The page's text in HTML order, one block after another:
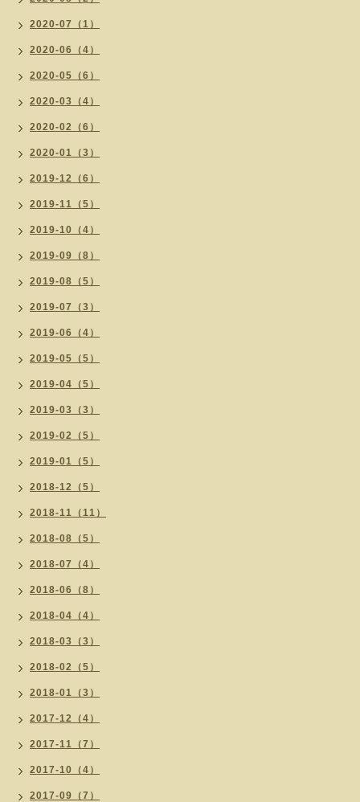
2020-07（1）
2020-06（4）
2020-05（6）
2020-03（4）
2020-02（6）
2020-01（3）
2019-12（6）
2019-11（5）
2019-10（4）
2019-09（8）
2019-08（5）
2019-07（3）
2019-06（4）
2019-05（5）
2019-04（5）
2019-03（3）
2019-02（5）
2019-01（5）
2018-12（5）
2018-11（11）
2018-08（5）
2018-07（4）
2018-06（8）
2018-04（4）
2018-03（3）
2018-02（5）
2018-01（3）
2017-12（4）
2017-11（7）
2017-10（4）
2017-09（7）